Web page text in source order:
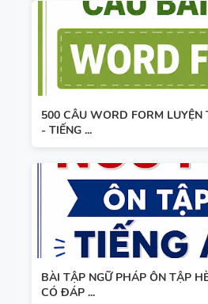
500 CÂU WORD FORM LUYỆN
- TIẾNG ...
BÀI TẬP NGỮ PHÁP ÔN TẬP
CÓ ĐÁP ...